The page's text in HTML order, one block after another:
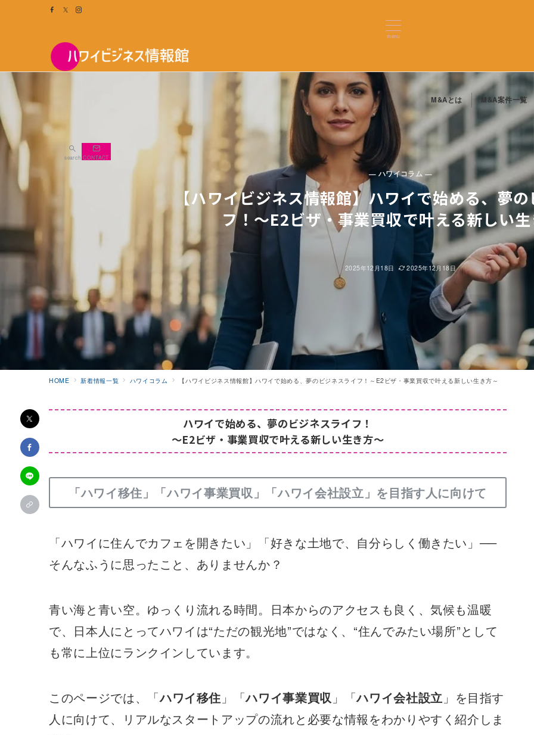
menu
M&Aとは M&A案件一覧
search CONTACT
— ハワイコラム —
【ハワイビジネス情報館】ハワイで始める、夢
フ！～E2ビザ・事業買収で叶える新しい
2025年12月18日 2025年12月18日
HOME 新着情報一覧 ハワイコラム 【ハワイビジネス情報館】ハワイで始める、夢のビジネスライフ！～E2ビザ・事業買収で叶える新しい生き方～
ハワイで始める、夢のビジネスライフ！
～E2ビザ・事業買収で叶える新しい生き方～
「ハワイ移住 」「ハワイ事業買収 」「ハワイ会社設立 」を目指す人に向けて
「ハワイに住んでカフェを開きたい」「好きな土地で、自分らしく働きたい」──
そんなふうに思ったこと、ありませんか？
青い海と青い空。ゆっくり流れる時間。日本からのアクセスも良く、気候も温暖
で、日本人にとってハワイは“ただの観光地”ではなく、“住んでみたい場所”として
も常に上位にランクインしています。
このページでは、「ハワイ移住 」「ハワイ事業買収 」「ハワイ会社設立 」を目指す
人に向けて、リアルなスタートアップの流れと必要な情報をわかりやすく紹介しま